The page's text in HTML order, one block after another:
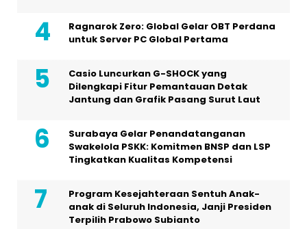
Ragnarok Zero: Global Gelar OBT Perdana
untuk Server PC Global Pertama
Casio Luncurkan G-SHOCK yang
Dilengkapi Fitur Pemantauan Detak
Jantung dan Grafik Pasang Surut Laut
Surabaya Gelar Penandatanganan
Swakelola PSKK: Komitmen BNSP dan LSP
Tingkatkan Kualitas Kompetensi
Program Kesejahteraan Sentuh Anak-
anak di Seluruh Indonesia, Janji Presiden
Terpilih Prabowo Subianto